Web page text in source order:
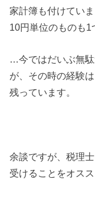
家計簿も付けてい
10円単位のものも1
…今ではだいぶ無
が、その時の経験
残っています。
余談ですが、税理
受けることをオスス